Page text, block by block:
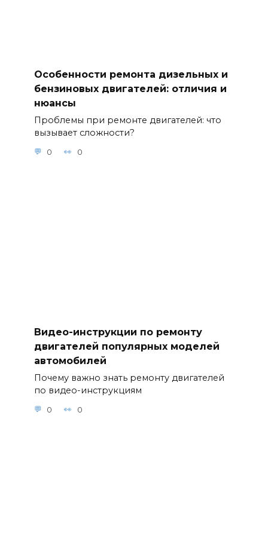
Особенности ремонта дизельных и
бензиновых двигателей: отличия и
нюансы
Проблемы при ремонте двигателей: что
вызывает сложности?
0 0
Видео-инструкции по ремонту
двигателей популярных моделей
автомобилей
Почему важно знать ремонту двигателей
по видео-инструкциям
0 0